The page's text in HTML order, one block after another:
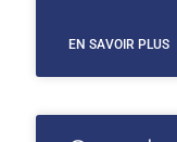
EN SAVOIR PLUS